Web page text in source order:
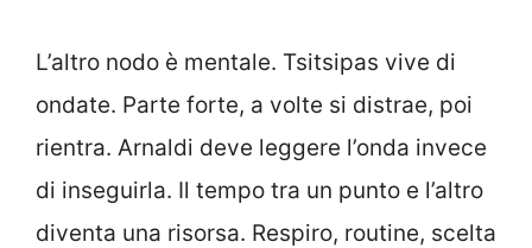
L’altro nodo è mentale. Tsitsipas vive di
ondate. Parte forte, a volte si distrae, poi
rientra. Arnaldi deve leggere l’onda invece
di inseguirla. Il tempo tra un punto e l’altro
diventa una risorsa. Respiro, routine, scelta